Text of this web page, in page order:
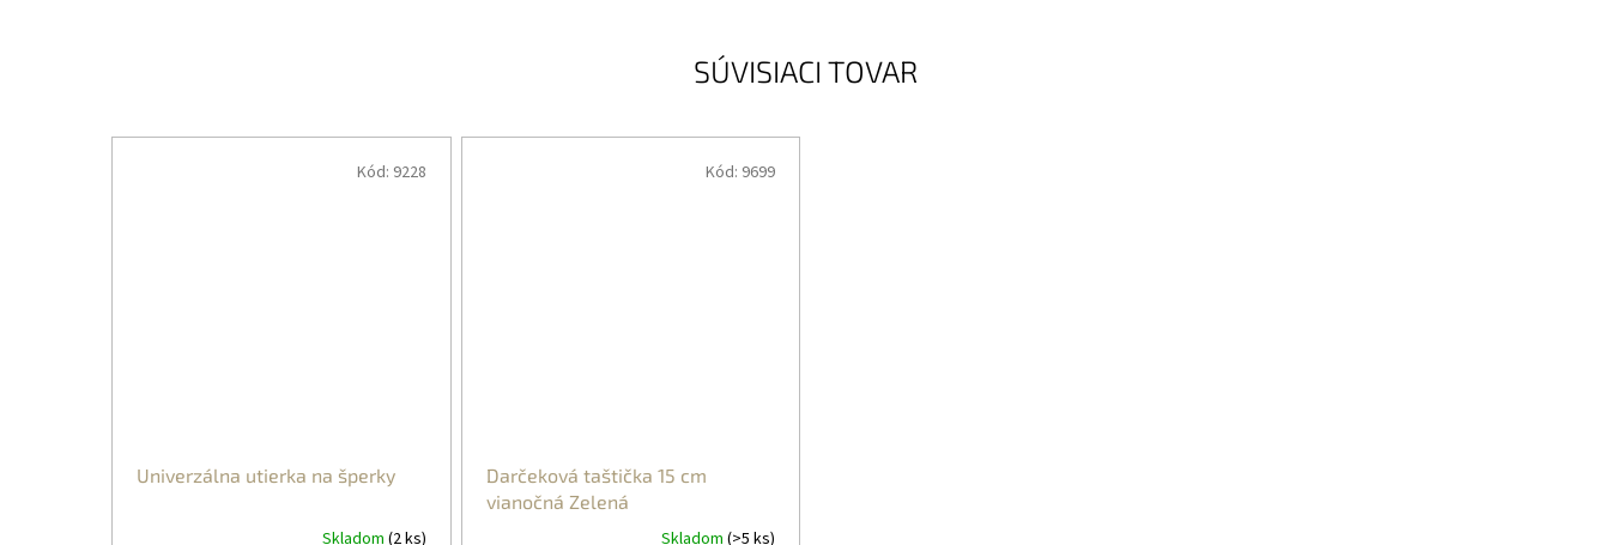
SÚVISIACI TOVAR
Univerzálna utierka na šperky
Skladom (2 ks)
Kód: 9228
Darčeková taštička 15 cm
vianočná Zelená
Skladom (>5 ks)
Kód: 9699